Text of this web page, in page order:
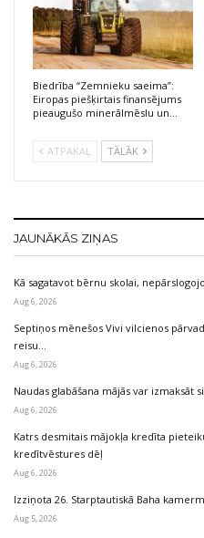
Biedrība “Zemnieku saeima”:
Eiropas piešķirtais finansējums
pieaugušo minerālmēslu un…
ATPAKAĻ TĀLĀK
JAUNĀKĀS ZIŅAS
Kā sagatavot bērnu skolai,
Aug 6, 2026
Septiņos mēnešos Vivi vilcienos
reisu…
Aug 6, 2026
Naudas glabāšana mājās var izmaksāt
Aug 6, 2026
Katrs desmitais mājokļa kredīta
kredītvēstures dēļ
Aug 6, 2026
Izziņota 26. Starptautiskā Baha
Aug 5, 2026